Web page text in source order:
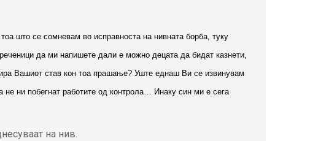
што се сомневам во исправноста на нивната борба, туку
да ми напишете дали е можно децата да бидат казнети,
Вашиoт став кон тoа прашање? Уште еднаш Ви се извинувам
ни побегнат работите од контрола… Инаку син ми е сега
на нив.